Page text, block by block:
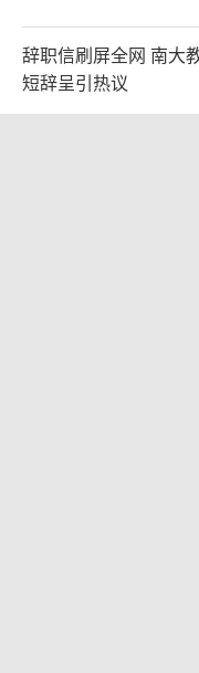
辞职信刷屏全网 南大
短辞呈引热议
2026-08-07 10:29:54